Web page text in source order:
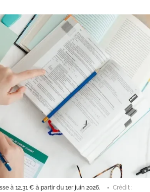
à 12,31 € à partir du 1er juin 2026.
Crédit :